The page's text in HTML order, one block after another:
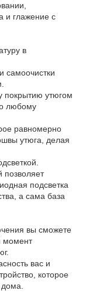
и глажение с
в
самоочистки
покрытию утюгом
любому
равномерно
утюга, делая
подсветка
а сама база
вы сможете
момент
вас и
которое
дома.